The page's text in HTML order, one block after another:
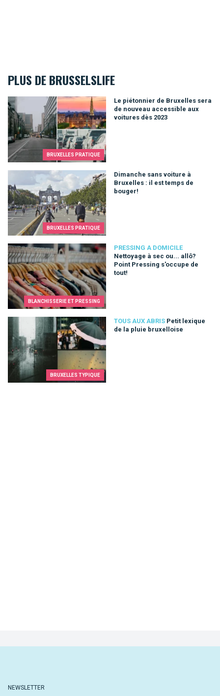
PLUS DE BRUSSELSLIFE
BRUXELLES PRATIQUE
Le piétonnier de Bruxelles sera
de nouveau accessible aux
voitures dès 2023
Le piétonnier de Bruxelles sera de nouveau accessible aux
BRUXELLES PRATIQUE
Dimanche sans voiture à
Bruxelles : il est temps de
bouger!
Dimanche sans voiture à Bruxelles : il est temps de bouger!
BLANCHISSERIE ET PRESSING
PRESSING A DOMICILE
Nettoyage à sec ou... allô?
Point Pressing s'occupe de
tout!
Nettoyage à sec ou... allô? Point Pressing s'occupe de tout!
BRUXELLES TYPIQUE
TOUS AUX ABRIS Petit lexique
de la pluie bruxelloise
Petit lexique de la pluie bruxelloise
NEWSLETTER